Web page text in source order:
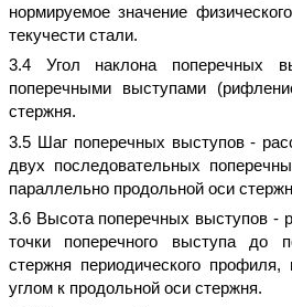
нормируемое значение
текучести стали.
3.4 Угол наклона поперечных
поперечными выступами
стержня.
3.5 Шаг поперечных выступов -
двух последовательных
параллельно продольной оси
3.6 Высота поперечных выступов -
точки поперечного выступа до
стержня периодического
углом к продольной оси стержня.